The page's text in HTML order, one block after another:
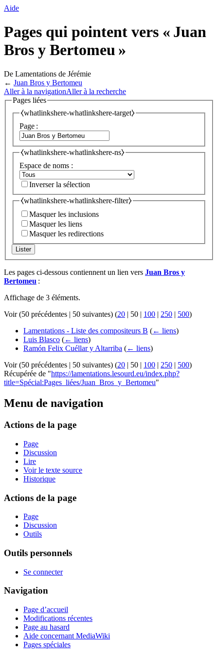
Aide
Pages qui pointent vers « Juan
Bros y Bertomeu »
De Lamentations de Jérémie
← Juan Bros y Bertomeu
Aller à la navigationAller à la recherche
Pages liées
⧼whatlinkshere-whatlinkshere-target⧽
Page :
⧼whatlinkshere-whatlinkshere-ns⧽
Espace de noms :
Inverser la sélection
⧼whatlinkshere-whatlinkshere-filter⧽
Masquer les inclusions
Masquer les liens
Masquer les redirections
Lister
Les pages ci-dessous contiennent un lien vers Juan Bros y
Bertomeu :
Affichage de 3 éléments.
Voir (50 précédentes | 50 suivantes) (20 | 50 | 100 | 250 | 500)
Lamentations - Liste des compositeurs B (← liens)
Luis Blasco (← liens)
Ramón Felix Cuéllar y Altarriba (← liens)
Voir (50 précédentes | 50 suivantes) (20 | 50 | 100 | 250 | 500)
Récupérée de "https://lamentations.lesourd.eu/index.php?
title=Spécial:Pages_liées/Juan_Bros_y_Bertomeu"
Menu de navigation
Actions de la page
Page
Discussion
Lire
Voir le texte source
Historique
Actions de la page
Page
Discussion
Outils
Outils personnels
Se connecter
Navigation
Page d’accueil
Modifications récentes
Page au hasard
Aide concernant MediaWiki
Pages spéciales